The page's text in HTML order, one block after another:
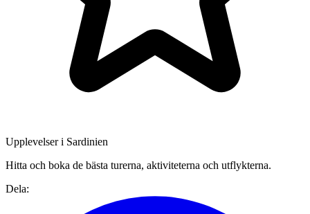
Upplevelser i Sardinien
Hitta och boka de bästa turerna, aktiviteterna och utflykterna.
Dela: